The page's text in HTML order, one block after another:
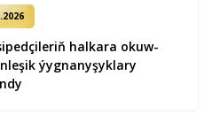
halkara okuw-
ýygnanyşyklary